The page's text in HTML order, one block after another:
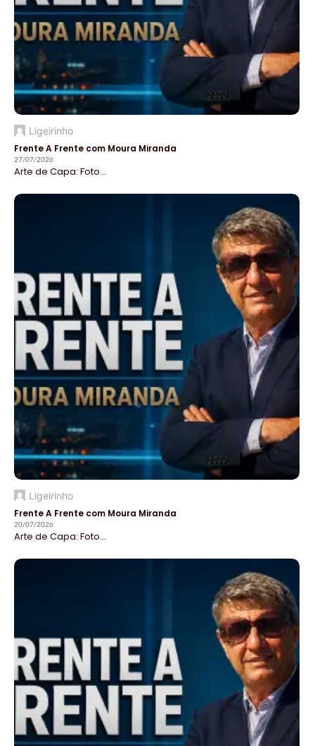
Ligeirinho
Frente A Frente com Moura Miranda
27/07/2026
Arte de Capa: Foto...
Ligeirinho
Frente A Frente com Moura Miranda
20/07/2026
Arte de Capa: Foto...